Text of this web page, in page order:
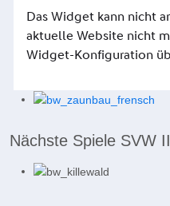
Nächste Spiele SVW II